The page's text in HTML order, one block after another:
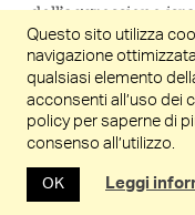
dell’aggressione
sostenitori della
un corteo per le
febbraio 2024 per
confronti degli
occasione della
Pisa il giorno
di libertà. Vicini agli
Questo sito utilizza
navigazione
qualsiasi elemento
acconsenti all’uso dei
policy per saperne di
consenso all’utilizzo.
OK Leggi